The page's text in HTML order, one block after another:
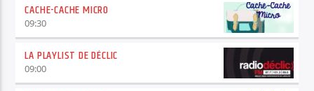
CACHE-CACHE MICRO
09:30
LA PLAYLIST DE DÉCLIC
09:00